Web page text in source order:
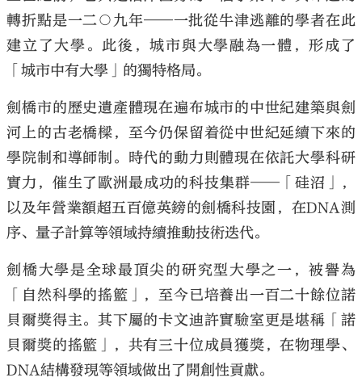
轉折點是一二○九年——一批從牛津逃離的學者在此
建立了大學。此後，城市與大學融為一體，形成了
「城市中有大學」的獨特格局。
劍橋市的歷史遺產體現在遍布城市的中世紀建築與劍
河上的古老橋樑，至今仍保留着從中世紀延續下來的
學院制和導師制。時代的動力則體現在依託大學科研
實力，催生了歐洲最成功的科技集群——「硅沼」，
以及年營業額超五百億英鎊的劍橋科技園，在DNA測
序、量子計算等領域持續推動技術迭代。
劍橋大學是全球最頂尖的研究型大學之一，被譽為
「自然科學的搖籃」，至今已培養出一百二十餘位諾
貝爾獎得主。其下屬的卡文迪許實驗室更是堪稱「諾
貝爾獎的搖籃」，共有三十位成員獲獎，在物理學、
DNA結構發現等領域做出了開創性貢獻。